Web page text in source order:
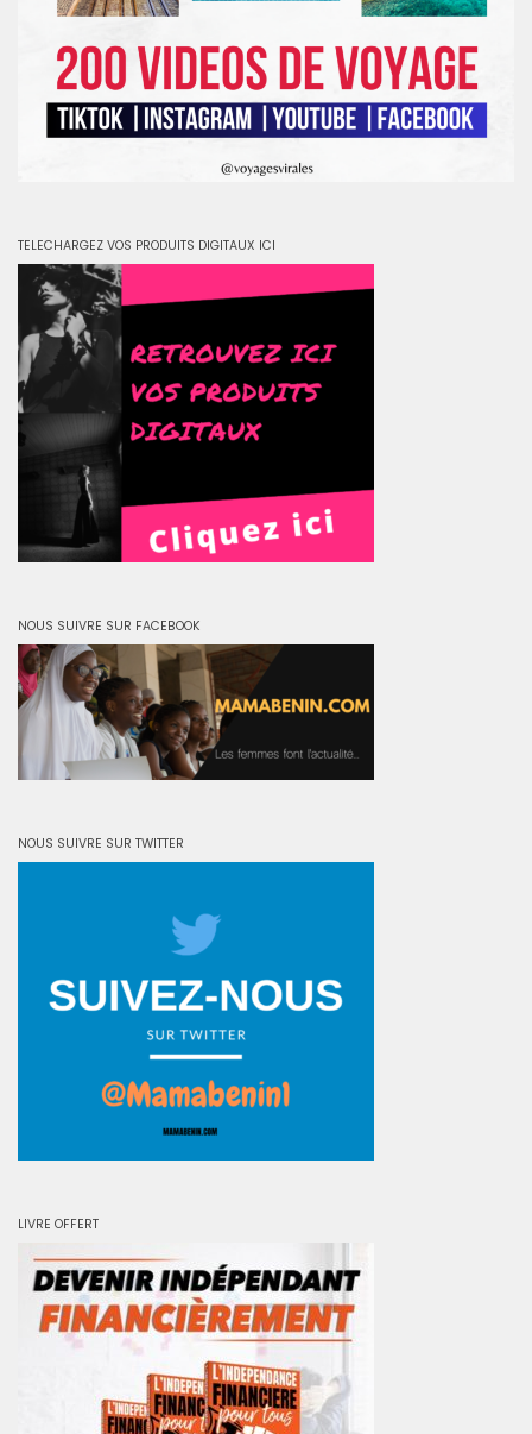
TELECHARGEZ VOS PRODUITS DIGITAUX ICI
NOUS SUIVRE SUR FACEBOOK
NOUS SUIVRE SUR TWITTER
LIVRE OFFERT